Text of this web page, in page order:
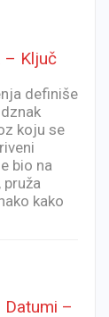
– Ključ
definiše
koju se
bio na
kako
–